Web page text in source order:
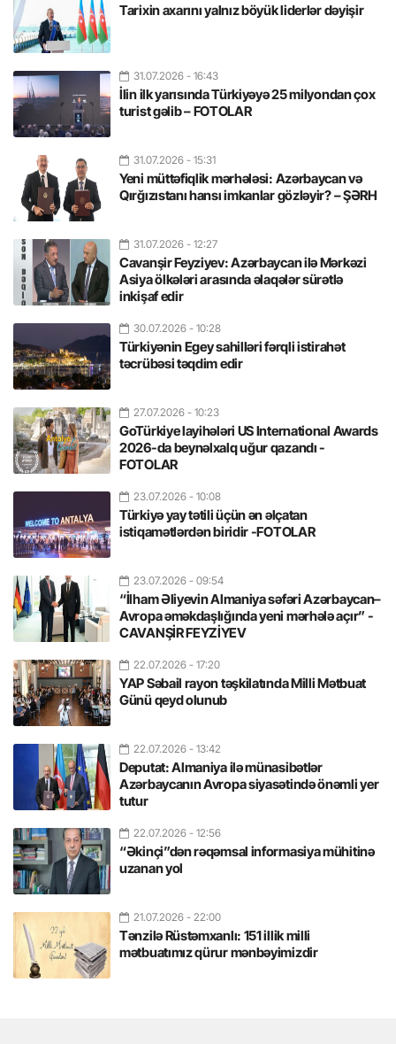
Tarixin axarını yalnız böyük liderlər dəyişir
31.07.2026 - 16:43
İlin ilk yarısında Türkiyəyə 25 milyondan çox
turist gəlib – FOTOLAR
31.07.2026 - 15:31
Yeni müttəfiqlik mərhələsi: Azərbaycan və
Qırğızıstanı hansı imkanlar gözləyir? – ŞƏRH
31.07.2026 - 12:27
Cavanşir Feyziyev: Azərbaycan ilə Mərkəzi
Asiya ölkələri arasında əlaqələr sürətlə
inkişaf edir
30.07.2026 - 10:28
Türkiyənin Egey sahilləri fərqli istirahət
təcrübəsi təqdim edir
27.07.2026 - 10:23
GoTürkiye layihələri US International Awards
2026-da beynəlxalq uğur qazandı -
FOTOLAR
23.07.2026 - 10:08
Türkiyə yay tətili üçün ən əlçatan
istiqamətlərdən biridir -FOTOLAR
23.07.2026 - 09:54
“İlham Əliyevin Almaniya səfəri Azərbaycan–
Avropa əməkdaşlığında yeni mərhələ açır” -
CAVANŞİR FEYZİYEV
22.07.2026 - 17:20
YAP Səbail rayon təşkilatında Milli Mətbuat
Günü qeyd olunub
22.07.2026 - 13:42
Deputat: Almaniya ilə münasibətlər
Azərbaycanın Avropa siyasətində önəmli yer
tutur
22.07.2026 - 12:56
“Əkinçi”dən rəqəmsal informasiya mühitinə
uzanan yol
21.07.2026 - 22:00
Tənzilə Rüstəmxanlı: 151 illik milli
mətbuatımız qürur mənbəyimizdir